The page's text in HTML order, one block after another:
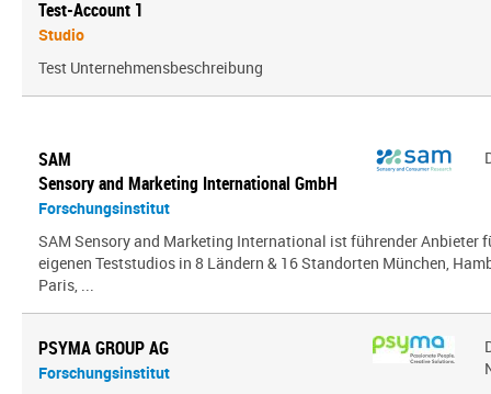
Test-Account 1
Studio
Test Unternehmensbeschreibung
SAM
Sensory and Marketing International GmbH
Forschungsinstitut
SAM Sensory and Marketing International ist führender Anbieter
eigenen Teststudios in 8 Ländern & 16 Standorten München,
Paris, ...
PSYMA GROUP AG
Forschungsinstitut